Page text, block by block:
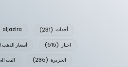
aljazira أحداث (231)
أسعار الذهب اخبار (615)
البث الجزيرة (236)